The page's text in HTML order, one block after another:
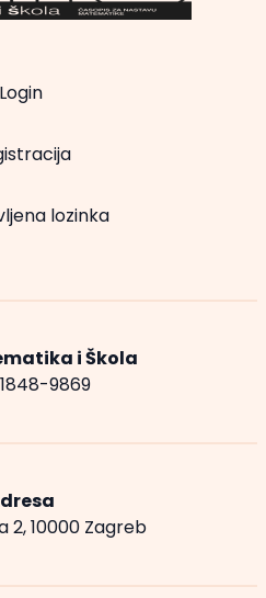
Login
lozinka
i Škola
1848-9869
2, 10000 Zagreb